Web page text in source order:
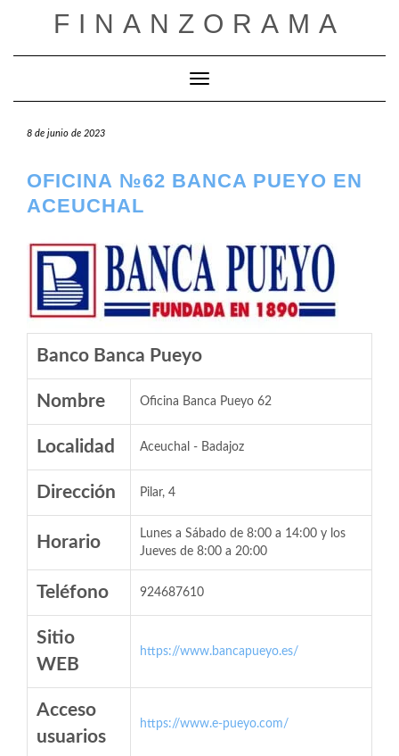
FINANZORAMA
Cambiar modo de navegación
8 de junio de 2023
OFICINA №62 BANCA PUEYO EN
ACEUCHAL
Banco Banca Pueyo
Nombre Oficina Banca Pueyo 62
Localidad Aceuchal - Badajoz
Dirección Pilar, 4
Horario
Lunes a Sábado de 8:00 a 14:00 y los
Jueves de 8:00 a 20:00
Teléfono 924687610
Sitio
WEB
https://www.bancapueyo.es/
Acceso
usuarios
https://www.e-pueyo.com/